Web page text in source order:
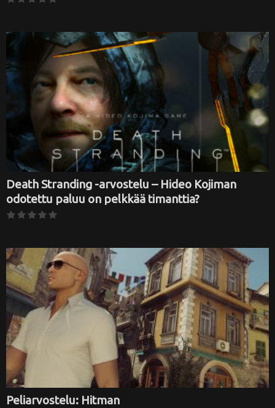
Death Stranding -arvostelu – Hideo Kojiman
odotettu paluu on pelkkää timanttia?
Peliarvostelu: Hitman